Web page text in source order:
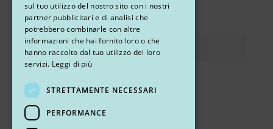
via Sandro Pertini 26, 67051 Avezzano (AQ)
Ci trovi
sul tuo utilizzo del nostro sito con i nostri
partner pubblicitari e di analisi che
potrebbero combinarle con altre
informazioni che hai fornito loro o che
hanno raccolto dal tuo utilizzo dei loro
servizi. Leggi di più
STRETTAMENTE NECESSARI
PERFORMANCE